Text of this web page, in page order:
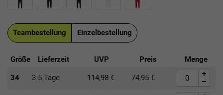
Teambestellung Einzelbestellung
Größe Lieferzeit UVP Preis Menge
34 3-5 Tage 114,98€ 74,95 €